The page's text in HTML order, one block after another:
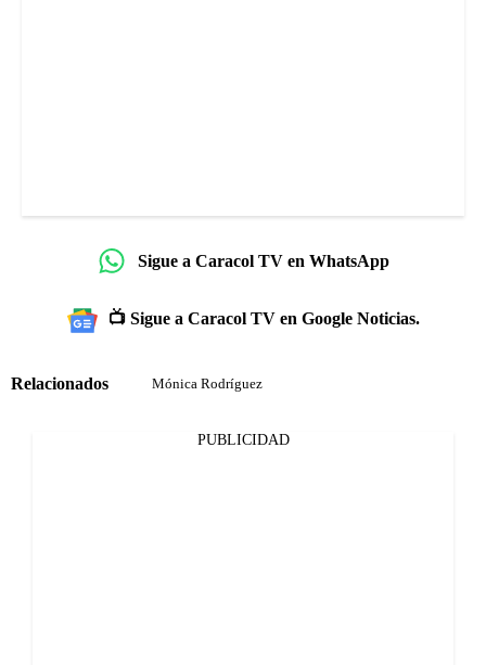
Sigue a Caracol TV en WhatsApp
📺 Sigue a Caracol TV en Google Noticias.
Relacionados Mónica Rodríguez
PUBLICIDAD